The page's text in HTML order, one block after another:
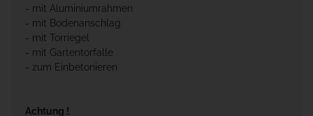
- mit Aluminiumrahmen
- mit Bodenanschlag
- mit Torriegel
- mit Gartentorfalle
- zum Einbetonieren
Achtung !